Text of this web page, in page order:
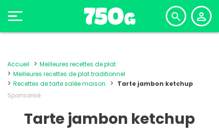
Accueil
Meilleures recettes de plat
Meilleures recettes de plat traditionnel
Recettes de tarte salée maison
Tarte jambon ketchup
Sponsorisé
Tarte jambon ketchup